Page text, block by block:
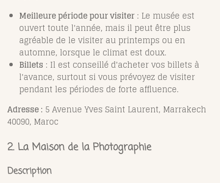
Meilleure période pour visiter : Le musée est
ouvert toute l'année, mais il peut être plus
agréable de le visiter au printemps ou en
automne, lorsque le climat est doux.
Billets : Il est conseillé d'acheter vos billets à
l'avance, surtout si vous prévoyez de visiter
pendant les périodes de forte affluence.
Adresse : 5 Avenue Yves Saint Laurent, Marrakech
40090, Maroc
2. La Maison de la Photographie
Description